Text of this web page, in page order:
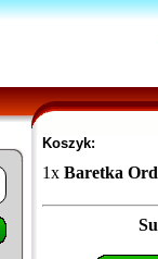
Koszyk:
1x Baretka